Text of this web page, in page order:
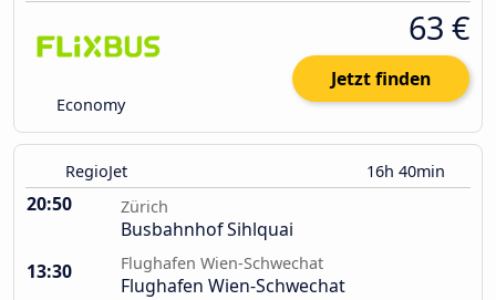
Economy
63 €
Jetzt finden
RegioJet 16h 40min
20:50 Zürich
Busbahnhof Sihlquai
13:30
Flughafen Wien-Schwechat
Flughafen Wien-Schwechat